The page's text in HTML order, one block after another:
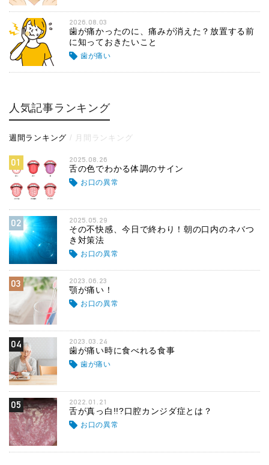
2026.08.03
歯が痛かったのに、痛みが消えた？放置する前
に知っておきたいこと
歯が痛い
人気記事ランキング
週間ランキング 月間ランキング
01 2025.08.26
舌の色でわかる体調のサイン
お口の異常
02 2025.05.29
その不快感、今日で終わり！朝の口内のネバつ
き対策法
お口の異常
03 2023.06.23
顎が痛い！
お口の異常
04 2023.03.24
歯が痛い時に食べれる食事
歯が痛い
05 2022.01.21
舌が真っ白!!?口腔カンジダ症とは？
お口の異常